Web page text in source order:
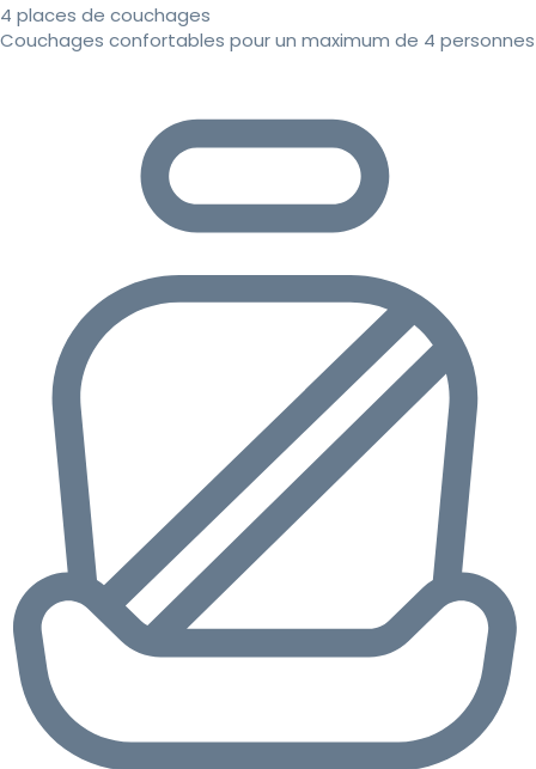
4 places de couchages
Couchages confortables pour un maximum de 4 personnes